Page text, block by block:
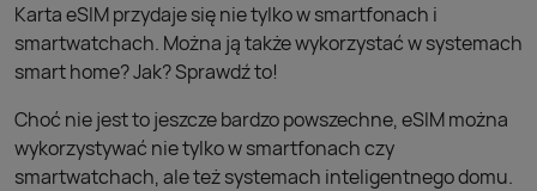
Karta eSIM przydaje się nie tylko w smartfonach i
smartwatchach. Można ją także wykorzystać w systemach
smart home? Jak? Sprawdź to!
Choć nie jest to jeszcze bardzo powszechne, eSIM można
wykorzystywać nie tylko w smartfonach czy
smartwatchach, ale też systemach inteligentnego domu.